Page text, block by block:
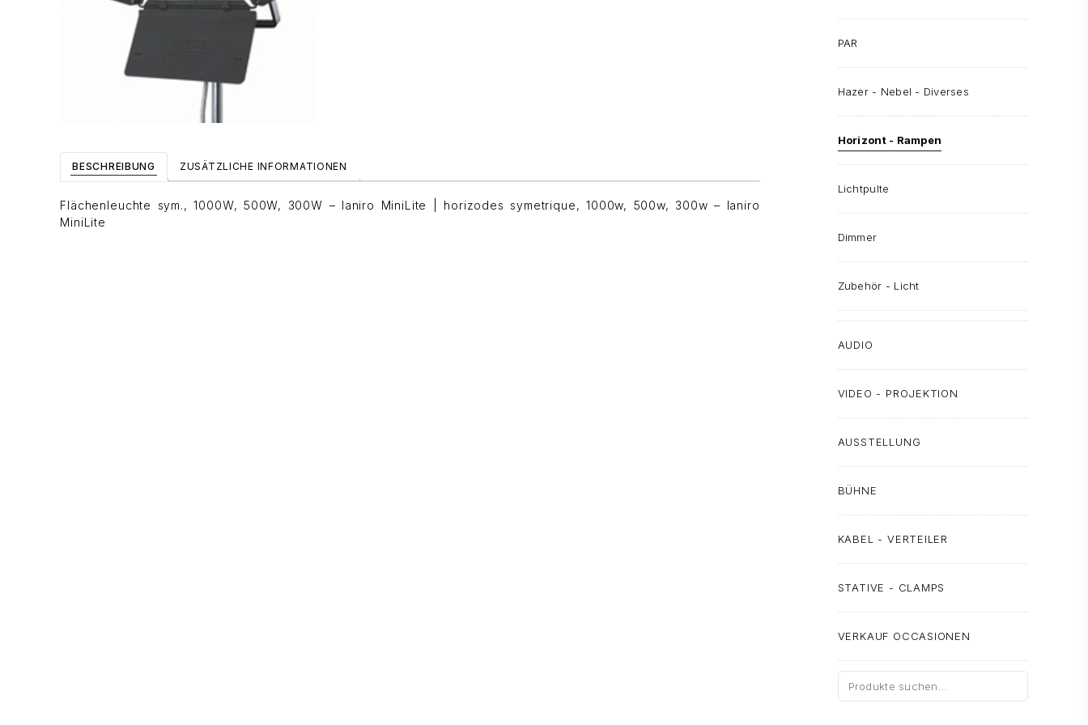
BESCHREIBUNG ZUSÄTZLICHE INFORMATIONEN
Flächenleuchte sym., 1000W, 500W, 300W – Ianiro MiniLite | horizodes symetrique, 1000w, 500w, 300w – Ianiro
MiniLite
PAR
Hazer - Nebel - Diverses
Horizont - Rampen
Lichtpulte
Dimmer
Zubehör - Licht
AUDIO
VIDEO - PROJEKTION
AUSSTELLUNG
BÜHNE
KABEL - VERTEILER
STATIVE - CLAMPS
VERKAUF OCCASIONEN
Suche
nach: